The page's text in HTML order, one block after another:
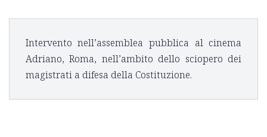
Intervento nell’assemblea pubblica al cinema
Adriano, Roma, nell’ambito dello sciopero dei
magistrati a difesa della Costituzione.